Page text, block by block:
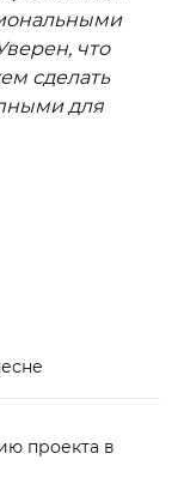
что
сделать
для
проекта в